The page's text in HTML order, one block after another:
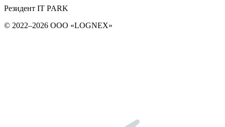
Резидент IT PARK
© 2022–2026 ООО «LOGNEX»